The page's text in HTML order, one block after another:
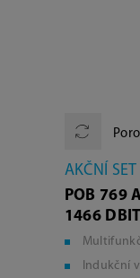
AKČNÍ
POB 769
1466
Indukční